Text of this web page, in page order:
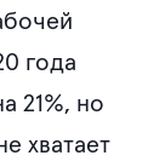
года
21%, но
хватает